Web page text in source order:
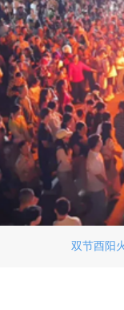
双节酉阳